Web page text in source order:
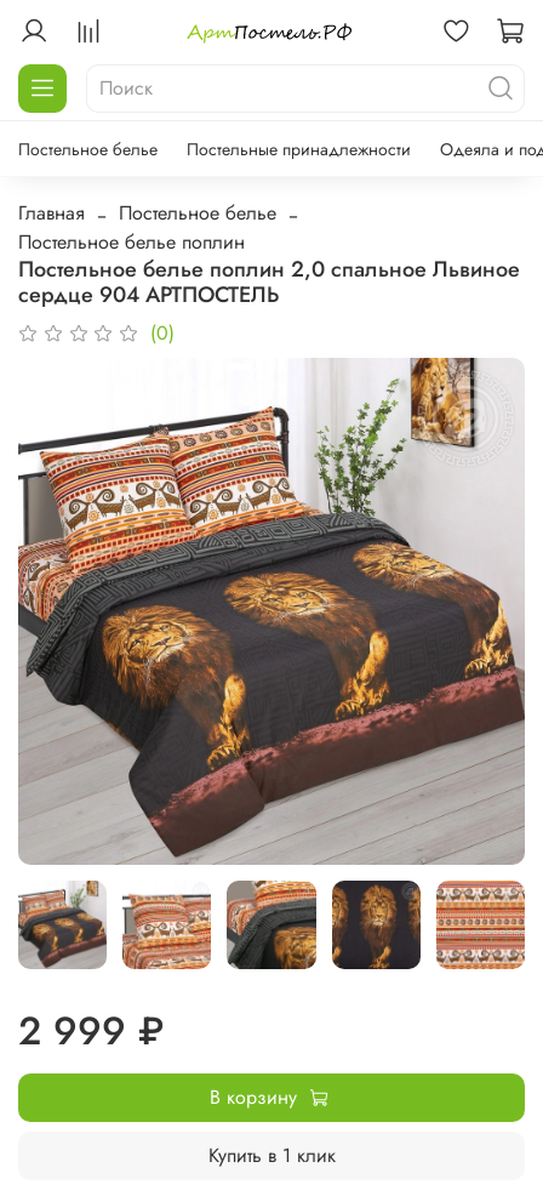
Постельное белье Постельные принадлежности Одеяла и
Главная
Постельное белье
Постельное белье поплин
Постельное белье поплин 2,0 спальное Львиное
сердце 904 АРТПОСТЕЛЬ
(0)
2 999 ₽
В корзину
Купить в 1 клик